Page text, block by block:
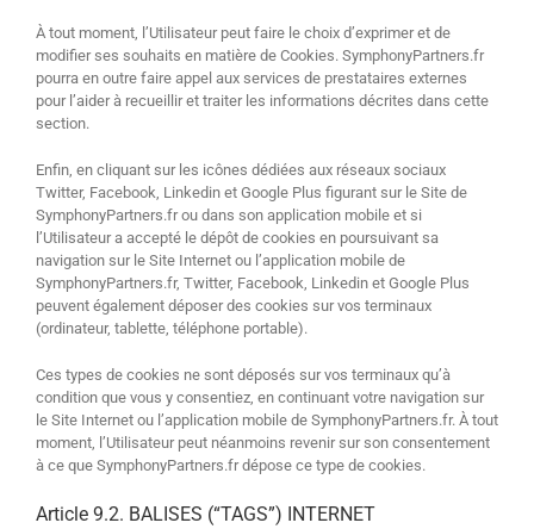
À tout moment, l’Utilisateur peut faire le choix d’exprimer et de
modifier ses souhaits en matière de Cookies. SymphonyPartners.fr
pourra en outre faire appel aux services de prestataires externes
pour l’aider à recueillir et traiter les informations décrites dans cette
section.
Enfin, en cliquant sur les icônes dédiées aux réseaux sociaux
Twitter, Facebook, Linkedin et Google Plus figurant sur le Site de
SymphonyPartners.fr ou dans son application mobile et si
l’Utilisateur a accepté le dépôt de cookies en poursuivant sa
navigation sur le Site Internet ou l’application mobile de
SymphonyPartners.fr, Twitter, Facebook, Linkedin et Google Plus
peuvent également déposer des cookies sur vos terminaux
(ordinateur, tablette, téléphone portable).
Ces types de cookies ne sont déposés sur vos terminaux qu’à
condition que vous y consentiez, en continuant votre navigation sur
le Site Internet ou l’application mobile de SymphonyPartners.fr. À tout
moment, l’Utilisateur peut néanmoins revenir sur son consentement
à ce que SymphonyPartners.fr dépose ce type de cookies.
Article 9.2. BALISES (“TAGS”) INTERNET